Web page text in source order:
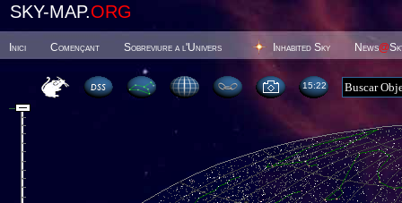
SKY-MAP.ORG
Inici Començant Sobreviure a l'Univers Inhabited Sky News@
15 22